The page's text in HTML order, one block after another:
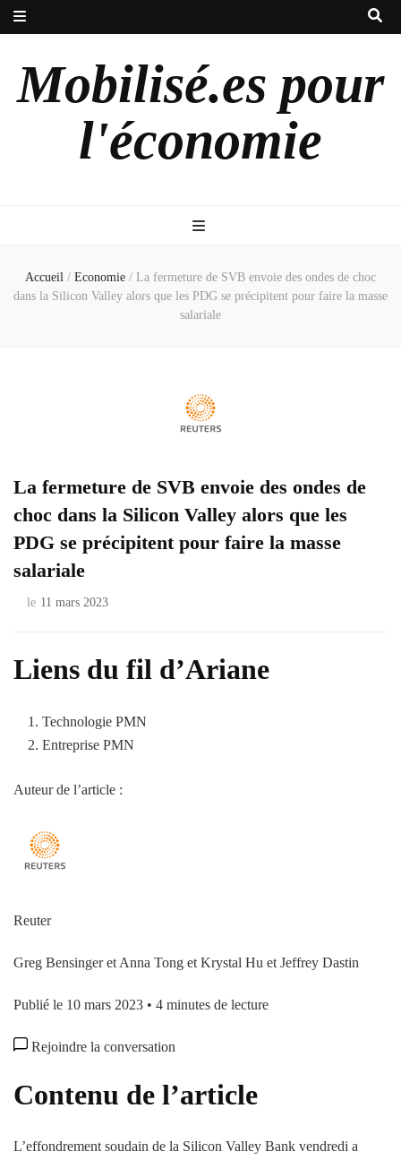
Mobilisé.es pour
l'économie
Accueil / Economie / La fermeture de SVB envoie des ondes de choc
dans la Silicon Valley alors que les PDG se précipitent pour faire la masse
salariale
La fermeture de SVB envoie des ondes de
choc dans la Silicon Valley alors que les
PDG se précipitent pour faire la masse
salariale
le 11 mars 2023
Liens du fil d’Ariane
Technologie PMN
Entreprise PMN
Auteur de l’article :
Reuter
Greg Bensinger et Anna Tong et Krystal Hu et Jeffrey Dastin
Publié le 10 mars 2023 • 4 minutes de lecture
Rejoindre la conversation
Contenu de l’article
L’effondrement soudain de la Silicon Valley Bank vendredi a